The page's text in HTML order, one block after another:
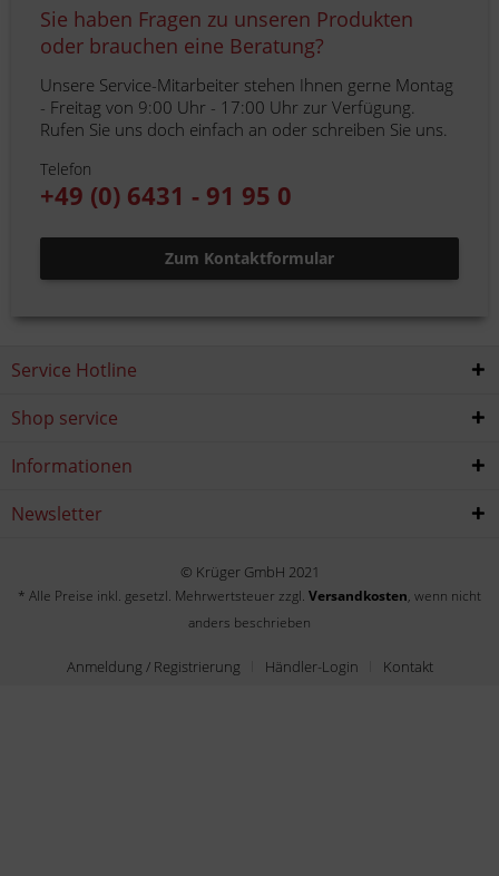
Sie haben Fragen zu unseren Produkten
oder brauchen eine Beratung?
Unsere Service-Mitarbeiter stehen Ihnen gerne Montag
- Freitag von 9:00 Uhr - 17:00 Uhr zur Verfügung.
Rufen Sie uns doch einfach an oder schreiben Sie uns.
Telefon
+49 (0) 6431 - 91 95 0
Zum Kontaktformular
Service Hotline
Shop service
Informationen
Newsletter
© Krüger GmbH 2021
* Alle Preise inkl. gesetzl. Mehrwertsteuer zzgl. Versandkosten, wenn nicht
anders beschrieben
Anmeldung / Registrierung Händler-Login Kontakt